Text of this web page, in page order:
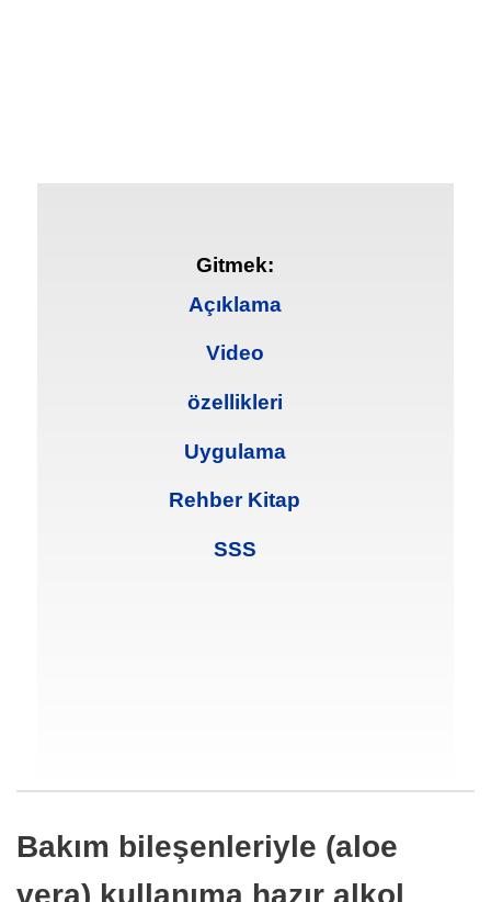
Gitmek:
Açıklama
Video
özellikleri
Uygulama
Rehber Kitap
SSS
Bakım bileşenleriyle (aloe
vera) kullanıma hazır alkol